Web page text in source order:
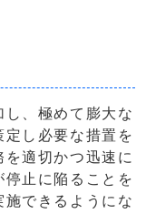
、極めて膨大な
定し必要な措置を
適切かつ迅速に
止に陥ることを
できるようにな